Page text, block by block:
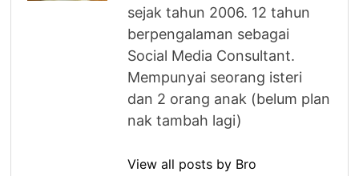
sejak tahun 2006. 12 tahun
berpengalaman sebagai
Social Media Consultant.
Mempunyai seorang isteri
dan 2 orang anak (belum plan
nak tambah lagi)
View all posts by Bro